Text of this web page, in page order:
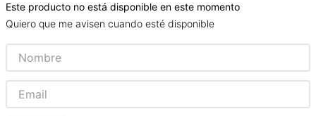
Este producto no está disponible en este momento
Quiero que me avisen cuando esté disponible